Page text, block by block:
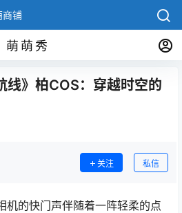
商铺
萌萌秀
线》柏COS：穿越时空的
关注 私信
机的快门声伴随着一阵轻柔的点